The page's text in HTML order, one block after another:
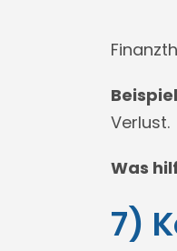
Verlust.
Was
7)